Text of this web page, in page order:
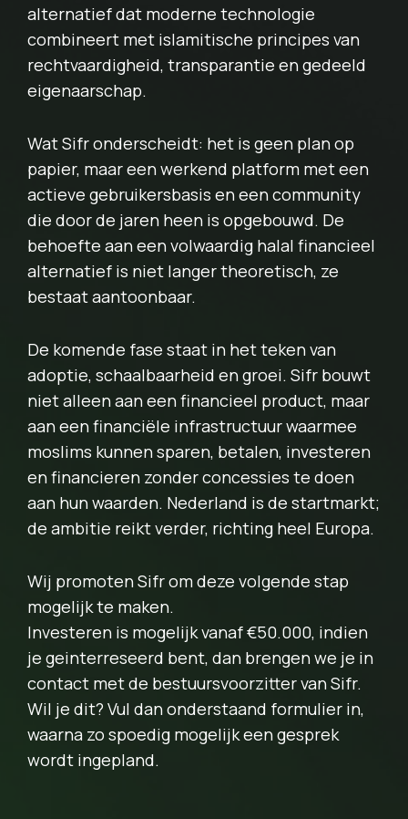
alternatief dat moderne technologie
combineert met islamitische principes van
rechtvaardigheid, transparantie en gedeeld
eigenaarschap.
Wat Sifr onderscheidt: het is geen plan op
papier, maar een werkend platform met een
actieve gebruikersbasis en een community
die door de jaren heen is opgebouwd. De
behoefte aan een volwaardig halal financieel
alternatief is niet langer theoretisch, ze
bestaat aantoonbaar.
De komende fase staat in het teken van
adoptie, schaalbaarheid en groei. Sifr bouwt
niet alleen aan een financieel product, maar
aan een financiële infrastructuur waarmee
moslims kunnen sparen, betalen, investeren
en financieren zonder concessies te doen
aan hun waarden. Nederland is de startmarkt;
de ambitie reikt verder, richting heel Europa.
Wij promoten Sifr om deze volgende stap
mogelijk te maken.
Investeren is mogelijk vanaf €50.000, indien
je geinterreseerd bent, dan brengen we je in
contact met de bestuursvoorzitter van Sifr.
Wil je dit? Vul dan onderstaand formulier in,
waarna zo spoedig mogelijk een gesprek
wordt ingepland.